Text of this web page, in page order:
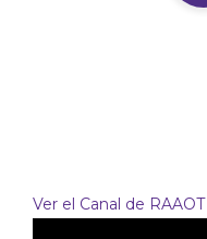
Ver el Canal de RAAOT